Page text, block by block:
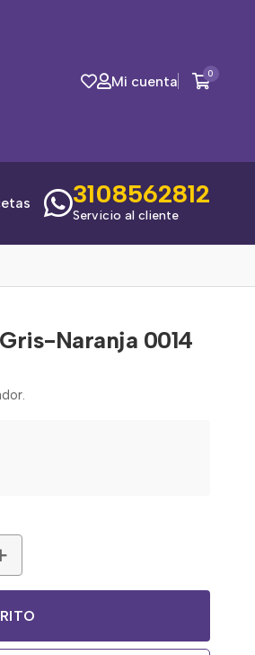
Mi cuenta 0
3108562812
Servicio al cliente
Naranja 0014